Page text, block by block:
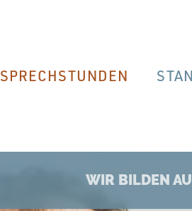
WIR BILDEN
SPRECHSTUNDEN